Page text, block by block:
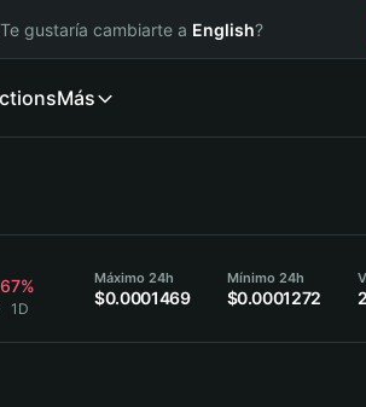
gustaría cambiarte a English?
Más
1D
Máximo 24h
$0.0001469
Mínimo 24h
$0.0001272